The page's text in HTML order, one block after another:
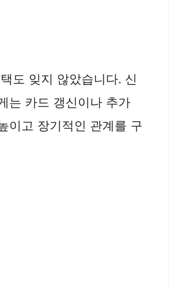
도 잊지 않았습니다. 신
는 카드 갱신이나 추가
이고 장기적인 관계를 구